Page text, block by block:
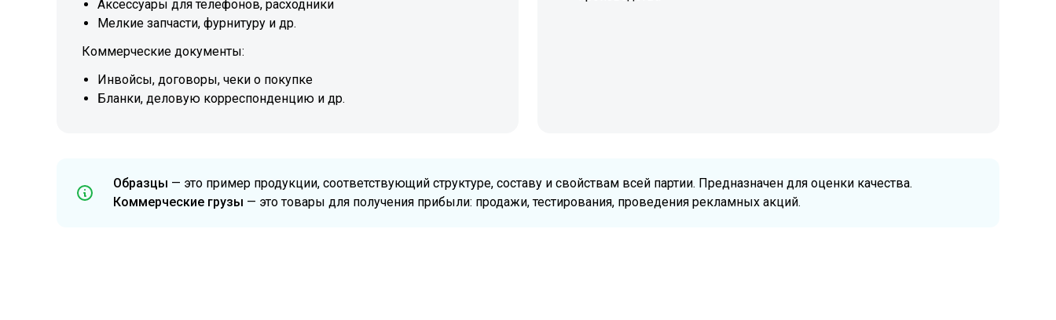
Аксессуары для телефонов, расходники
Мелкие запчасти, фурнитуру и др.
Инвойсы, договоры, чеки о покупке
Бланки, деловую корреспонденцию и др.
Коммерческие документы:
Образцы — это пример продукции, соответствующий структуре, составу и свойствам всей партии. Предназначен для оценки качества.
Коммерческие грузы — это товары для получения прибыли: продажи, тестирования, проведения рекламных акций.